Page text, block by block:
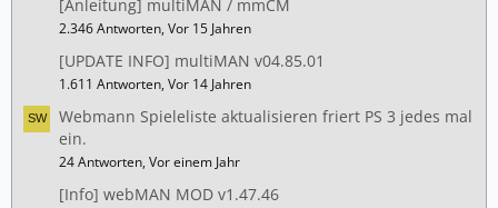
[Anleitung] multiMAN / mmCM
2.346 Antworten, Vor 15 Jahren
[UPDATE INFO] multiMAN v04.85.01
1.611 Antworten, Vor 14 Jahren
Webmann Spieleliste aktualisieren friert PS 3 jedes mal
ein.
24 Antworten, Vor einem Jahr
[Info] webMAN MOD v1.47.46